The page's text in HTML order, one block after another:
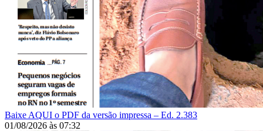
Baixe AQUI o PDF da versão impressa – Ed. 2.383
01/08/2026 às 07:32